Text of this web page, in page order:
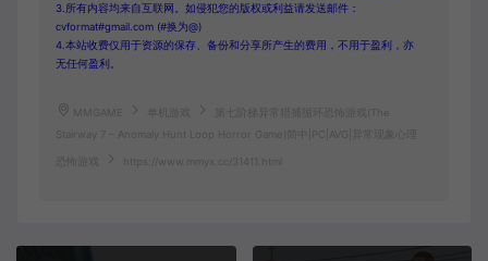
3.所有内容均来自互联网。如侵犯您的版权或利益请发送邮件：
cvformat#gmail.com (#换为@)
4.本站收费仅用于资源的保存、备份和分享所产生的费用，不用于盈利，亦
无任何盈利。
MMGAME
第七阶梯异常猎捕循环恐怖游戏(The
Stairway 7 – Anomaly Hunt Loop Horror Game)简中|PC|AVG|异常现象心理
https://www.mmyx.cc/31411.html